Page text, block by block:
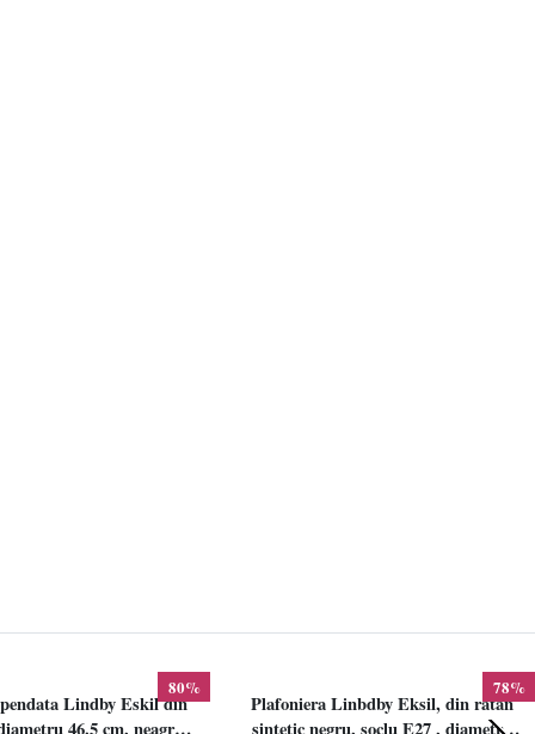
80%
Lindby Eskil din
78%
Plafoniera Linbdby Eksil, din ratan